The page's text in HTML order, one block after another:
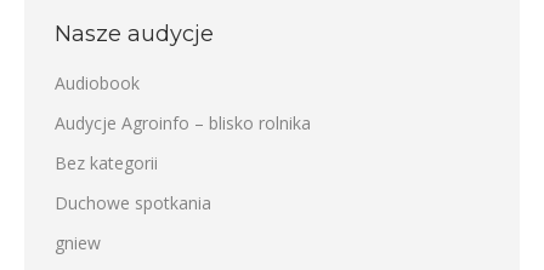
Nasze audycje
Audiobook
Audycje Agroinfo – blisko rolnika
Bez kategorii
Duchowe spotkania
gniew